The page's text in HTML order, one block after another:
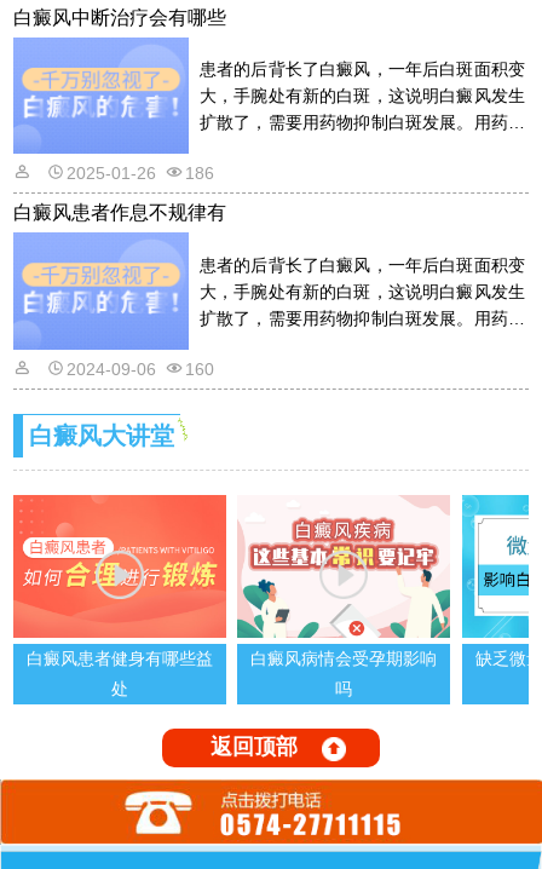
白癜风中断治疗会有哪些
患者的后背长了白癜风，一年后白斑面积变
大，手腕处有新的白斑，这说明白癜风发生
扩散了，需要用药物抑制白斑发展。用药物
其反。详情请看文章介绍内容。
2025-01-26 186
白癜风患者作息不规律有
患者的后背长了白癜风，一年后白斑面积变
大，手腕处有新的白斑，这说明白癜风发生
扩散了，需要用药物抑制白斑发展。用药物
其反。详情请看文章介绍内容。
2024-09-06 160
白癜风大讲堂
白癜风患者健身有哪些益
处
白癜风病情会受孕期影响
吗
缺乏微
返回顶部